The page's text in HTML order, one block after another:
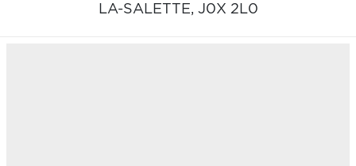
LA-SALETTE, J0X 2L0